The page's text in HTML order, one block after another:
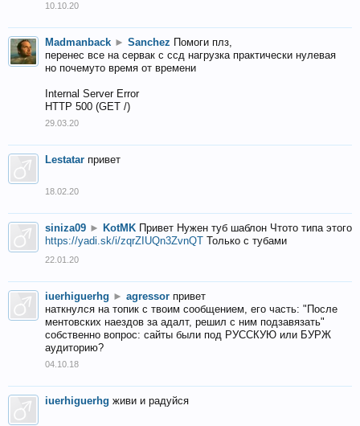
10.10.20
Madmanback ► Sanchez Помоги плз,
перенес все на сервак с ссд нагрузка практически нулевая
но почемуто время от времени
Internal Server Error
HTTP 500 (GET /)
29.03.20
Lestatar привет
18.02.20
siniza09 ► KotMK Привет Нужен туб шаблон Чтото типа этого
https://yadi.sk/i/zqrZIUQn3ZvnQT Только с тубами
22.01.20
iuerhiguerhg ► agressor привет
наткнулся на топик с твоим сообщением, его часть: "После
ментовских наездов за адалт, решил с ним подзавязать"
собственно вопрос: сайты были под РУССКУЮ или БУРЖ
аудиторию?
04.10.18
iuerhiguerhg живи и радуйся